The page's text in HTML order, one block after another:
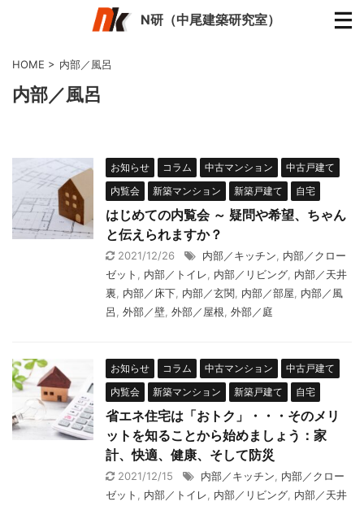
N研（中尾建築研究室）
HOME > 内部／風呂
内部／風呂
お知らせ コラム 中古マンション
中古戸建て
内覧会
新築マンション 新築戸建て 自宅
はじめての内覧会 ～ 疑問や希望、ちゃん
と伝えられますか？
2021/12/26 内部／キッチン
内部／クロー
ゼット
内部／トイレ 内部／リビング 内部／天井
裏
内部／床下 内部／玄関 内部／部屋
内部／風
呂
外部／壁 外部／屋根 外部／庭
お知らせ コラム 中古マンション
中古戸建て
内覧会
新築マンション 新築戸建て 自宅
省エネ住宅は「おトク」・・・そのメリ
ットを知ることから始めましょう：家
計、快適、健康、そして防災
2021/12/15 内部／キッチン
内部／クロー
ゼット
内部／トイレ 内部／リビング 内部／天井